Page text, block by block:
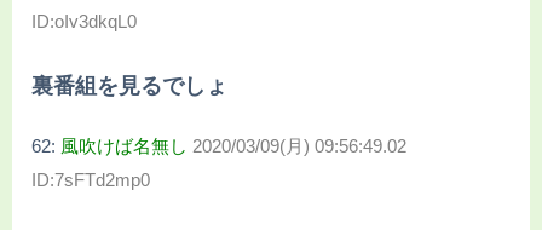
ID:oIv3dkqL0
裏番組を見るでしょ
62: 風吹けば名無し 2020/03/09(月) 09:56:49.02
ID:7sFTd2mp0